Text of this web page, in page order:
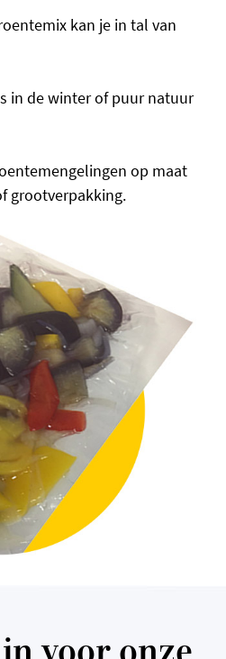
kan je in tal van
in de winter of puur natuur
op maat
grootverpakking.